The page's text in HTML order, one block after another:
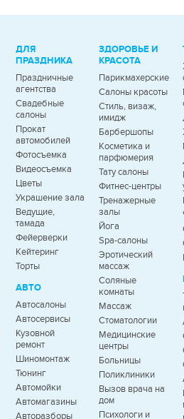
ДЛЯ
ПРАЗДНИКА
Праздничные
агентства
Свадебные
салоны
Прокат
автомобилей
Фотосъемка
Видеосъемка
Цветы
Украшение зала
Ведущие,
тамада
Фейерверки
Кейтеринг
Торты
АВТО
Автосалоны
Автосервисы
Кузовной
ремонт
Шиномонтаж
Тюнинг
Автомойки
Автомагазины
Авторазборы
ЗДОРОВЬЕ И
КРАСОТА
Парикмахерские
Салоны красоты
Стиль, визаж,
имидж
Барбершопы
Косметика и
парфюмерия
Тату салоны
Фитнес-центры
Тренажерные
залы
Йога
Spa-салоны
Эротический
массаж
Соляные
комнаты
Массаж
Стоматологии
Медицинские
центры
Больницы
Поликлиники
Вызов врача на
дом
Психологи и